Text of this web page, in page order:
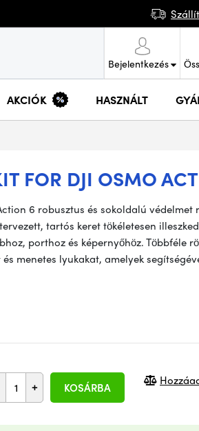
Bejelentkezés
AKCIÓK HASZNÁLT
FOR DJI OSMO
6 robusztus és sokoldalú védelmet
tartós keret tökéletesen
porthoz és képernyőhöz. Többféle
menetes lyukakat, amelyek
+ KOSÁRBA